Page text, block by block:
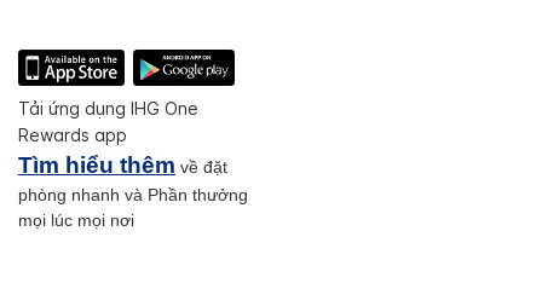
Tải ứng dụng IHG One
Rewards app
Tìm hiểu thêm về đặt
phòng nhanh và Phần thưởng
mọi lúc mọi nơi